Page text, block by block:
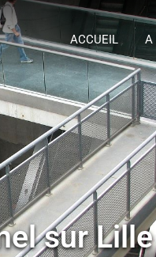
ACCUEIL A
sur